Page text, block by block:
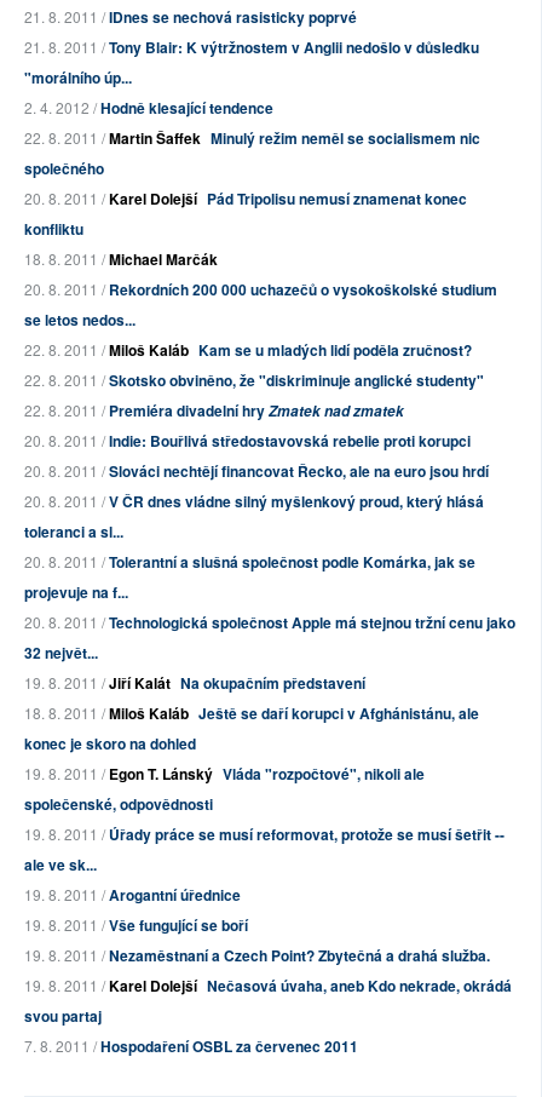
21. 8. 2011 /IDnes se nechová rasisticky poprvé
21. 8. 2011 /Tony Blair: K výtržnostem v Anglii nedošlo v důsledku
"morálního úp...
2. 4. 2012 /Hodně klesající tendence
22. 8. 2011 /Martin Šaffek Minulý režim neměl se socialismem nic
společného
20. 8. 2011 /Karel Dolejší Pád Tripolisu nemusí znamenat konec
konfliktu
18. 8. 2011 /Michael Marčák
20. 8. 2011 /Rekordních 200 000 uchazečů o vysokoškolské studium
se letos nedos...
22. 8. 2011 /Miloš Kaláb Kam se u mladých lidí poděla zručnost?
22. 8. 2011 /Skotsko obviněno, že "diskriminuje anglické studenty"
22. 8. 2011 /Premiéra divadelní hryZmatek nad zmatek
20. 8. 2011 /Indie: Bouřlivá středostavovská rebelie proti korupci
20. 8. 2011 /Slováci nechtějí financovat Řecko, ale na euro jsou hrdí
20. 8. 2011 /V ČR dnes vládne silný myšlenkový proud, který hlásá
toleranci a sl...
20. 8. 2011 /Tolerantní a slušná společnost podle Komárka, jak se
projevuje na f...
20. 8. 2011 /Technologická společnost Apple má stejnou tržní cenu jako
32 největ...
19. 8. 2011 /Jiří Kalát Na okupačním představení
18. 8. 2011 /Miloš Kaláb Ještě se daří korupci v Afghánistánu, ale
konec je skoro na dohled
19. 8. 2011 /Egon T. Lánský Vláda "rozpočtové", nikoli ale
společenské, odpovědnosti
19. 8. 2011 /Úřady práce se musí reformovat, protože se musí šetřit --
ale ve sk...
19. 8. 2011 /Arogantní úřednice
19. 8. 2011 /Vše fungující se boří
19. 8. 2011 /Nezaměstnaní a Czech Point? Zbytečná a drahá služba.
19. 8. 2011 /Karel Dolejší Nečasová úvaha, aneb Kdo nekrade, okrádá
svou partaj
7. 8. 2011 /Hospodaření OSBL za červenec 2011